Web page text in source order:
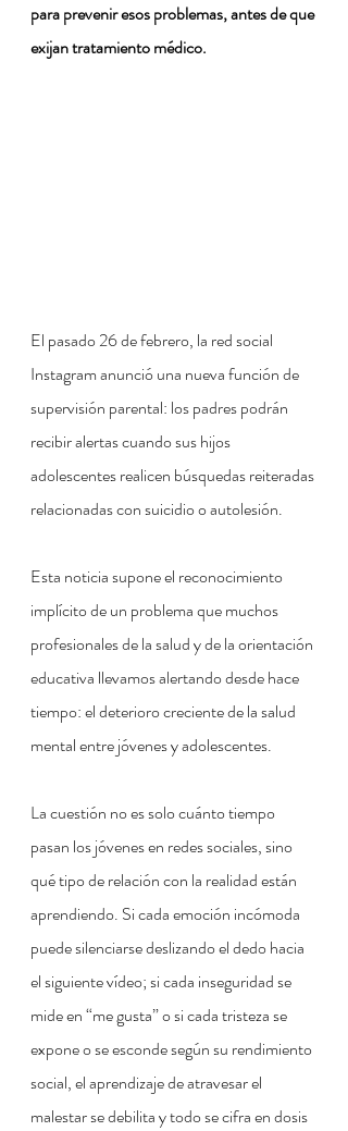
para prevenir esos problemas, antes de que
exijan tratamiento médico.
El pasado 26 de febrero, la red social
Instagram anunció una nueva función de
supervisión parental: los padres podrán
recibir alertas cuando sus hijos
adolescentes realicen búsquedas reiteradas
relacionadas con suicidio o autolesión.
Esta noticia supone el reconocimiento
implícito de un problema que muchos
profesionales de la salud y de la orientación
educativa llevamos alertando desde hace
tiempo: el deterioro creciente de la salud
mental entre jóvenes y adolescentes.
La cuestión no es solo cuánto tiempo
pasan los jóvenes en redes sociales, sino
qué tipo de relación con la realidad están
aprendiendo. Si cada emoción incómoda
puede silenciarse deslizando el dedo hacia
el siguiente vídeo; si cada inseguridad se
mide en “me gusta” o si cada tristeza se
expone o se esconde según su rendimiento
social, el aprendizaje de atravesar el
malestar se debilita y todo se cifra en dosis